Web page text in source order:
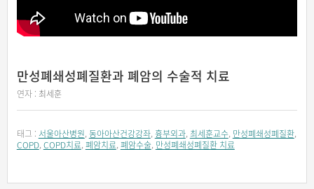
만성폐쇄성폐질환과 폐암의 수술적 치료
연자 : 최세훈
태그 : 서울아산병원, 동아아산건강강좌, 흉부외과, 최세훈교수, 만성폐쇄성폐질환,
COPD, COPD치료, 폐암치료, 폐암수술, 만성폐쇄성폐질환 치료